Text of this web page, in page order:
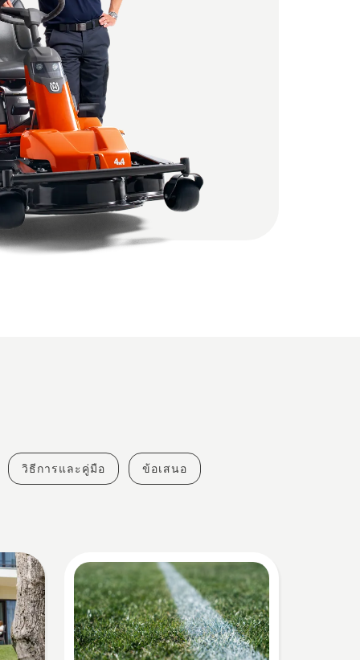
วิธีการและคู่มือ ข้อเสนอ